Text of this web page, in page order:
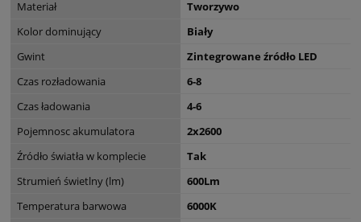
Materiał
Tworzywo
Kolor dominujący
Biały
Gwint
Zintegrowane źródło LED
Czas rozładowania
6-8
Czas ładowania
4-6
Pojemnosc akumulatora
2x2600
Źródło światła w komplecie
Tak
Strumień świetlny (lm)
600Lm
Temperatura barwowa
6000K